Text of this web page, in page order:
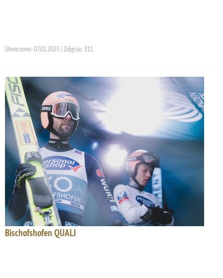
Utworzono: 07.01.2025 | Zdjęcia: 311
Bischofshofen QUALI